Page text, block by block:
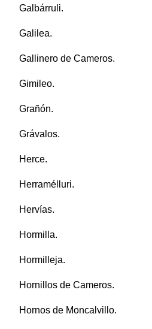
Galbárruli.
Galilea.
Gallinero de Cameros.
Gimileo.
Grañón.
Grávalos.
Herce.
Herramélluri.
Hervías.
Hormilla.
Hormilleja.
Hornillos de Cameros.
Hornos de Moncalvillo.